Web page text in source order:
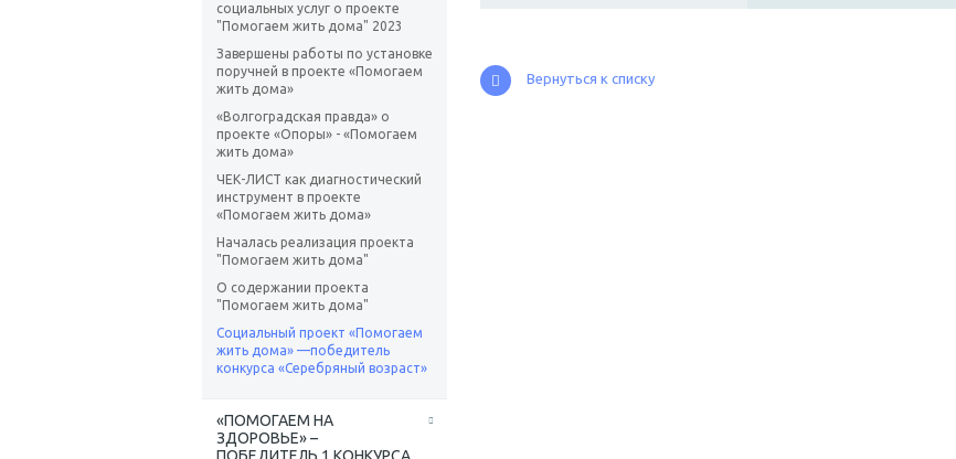
социальных услуг о проекте
"Помогаем жить дома" 2023
Завершены работы по установке
поручней в проекте «Помогаем
жить дома»
«Волгоградская правда» о
проекте «Опоры» - «Помогаем
жить дома»
ЧЕК-ЛИСТ как диагностический
инструмент в проекте
«Помогаем жить дома»
Началась реализация проекта
"Помогаем жить дома"
О содержании проекта
"Помогаем жить дома"
Социальный проект «Помогаем
жить дома» —победитель
конкурса «Серебряный возраст»
«ПОМОГАЕМ НА
ЗДОРОВЬЕ» –
Вернуться к списку